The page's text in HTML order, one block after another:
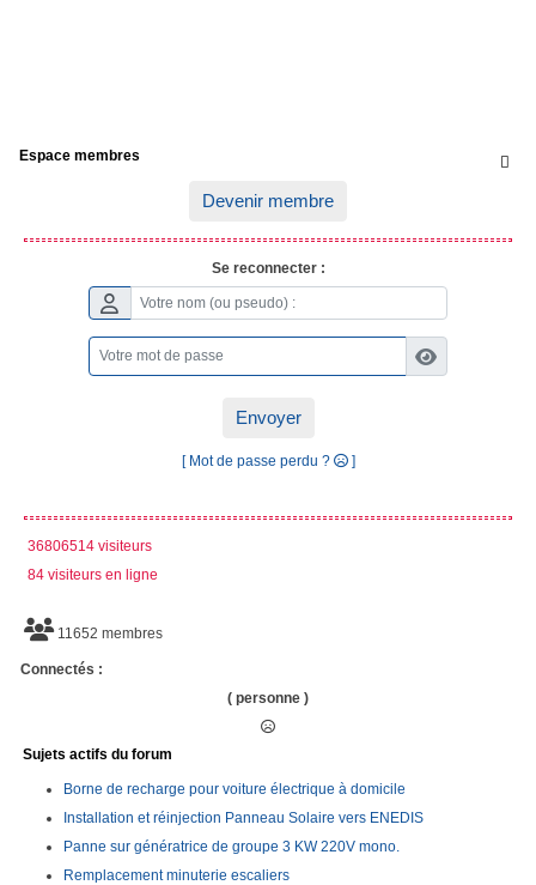

Espace membres
Devenir membre
Se reconnecter :
Envoyer
[ Mot de passe perdu ? ]
36806514 visiteurs
84 visiteurs en ligne
11652 membres
Connectés :
( personne )
Sujets actifs du forum
Borne de recharge pour voiture électrique à domicile
Installation et réinjection Panneau Solaire vers ENEDIS
Panne sur génératrice de groupe 3 KW 220V mono.
Remplacement minuterie escaliers